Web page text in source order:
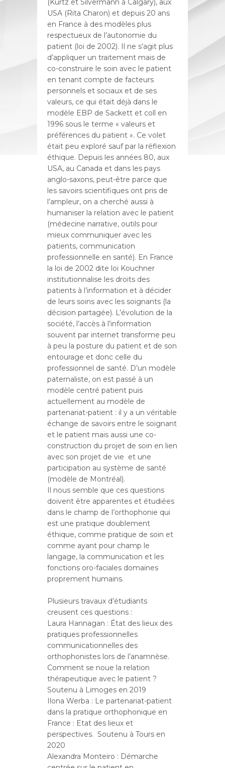
(Kurtz et Silvermann à Calgary), aux
USA (Rita Charon) et depuis 20 ans
en France à des modèles plus
respectueux de l’autonomie du
patient (loi de 2002). Il ne s’agit plus
d’appliquer un traitement mais de
co-construire le soin avec le patient
en tenant compte de facteurs
personnels et sociaux et de ses
valeurs, ce qui était déjà dans le
modèle EBP de Sackett et coll en
1996 sous le terme « valeurs et
préférences du patient ». Ce volet
était peu exploré sauf par la réflexion
éthique. Depuis les années 80, aux
USA, au Canada et dans les pays
anglo-saxons, peut-être parce que
les savoirs scientifiques ont pris de
l’ampleur, on a cherché aussi à
humaniser la relation avec le patient
(médecine narrative, outils pour
mieux communiquer avec les
patients, communication
professionnelle en santé). En France
la loi de 2002 dite loi Kouchner
institutionnalise les droits des
patients à l’information et à décider
de leurs soins avec les soignants (la
décision partagée). L’évolution de la
société, l’accès à l’information
souvent par internet transforme peu
à peu la posture du patient et de son
entourage et donc celle du
professionnel de santé. D’un modèle
paternaliste, on est passé à un
modèle centré patient puis
actuellement au modèle de
partenariat-patient : il y a un véritable
échange de savoirs entre le soignant
et le patient mais aussi une co-
construction du projet de soin en lien
avec son projet de vie et une
participation au système de santé
(modèle de Montréal).
Il nous semble que ces questions
doivent être apparentes et étudiées
dans le champ de l’orthophonie qui
est une pratique doublement
éthique, comme pratique de soin et
comme ayant pour champ le
langage, la communication et les
fonctions oro-faciales domaines
proprement humains.
Plusieurs travaux d’étudiants
creusent ces questions :
Laura Hannagan : État des lieux des
pratiques professionnelles
communicationnelles des
orthophonistes lors de l’anamnèse.
Comment se noue la relation
thérapeutique avec le patient ?
Soutenu à Limoges en 2019
Ilona Werba : Le partenariat-patient
dans la pratique orthophonique en
France : Etat des lieux et
perspectives. Soutenu à Tours en
2020
Alexandra Monteiro : Démarche